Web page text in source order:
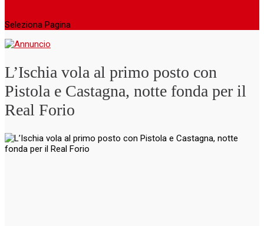
Seleziona Pagina
L’Ischia vola al primo posto con
Pistola e Castagna, notte fonda per il
Real Forio